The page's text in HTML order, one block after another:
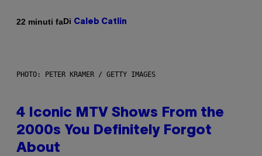
22 minuti faDi Caleb Catlin
PHOTO: PETER KRAMER / GETTY IMAGES
4 Iconic MTV Shows From the
2000s You Definitely Forgot
About